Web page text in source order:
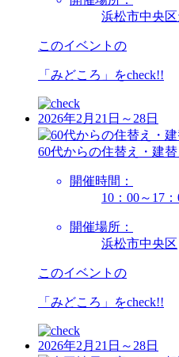
浜松市中央
このイベントの
「みどころ」をcheck!!
2026年2月21日～28日
60代からの住替え・建
開催時間：
10：00～17
開催場所：
浜松市中央区
このイベントの
「みどころ」をcheck!!
2026年2月21日～28日